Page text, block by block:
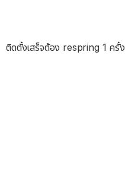
ติดตั้งเสร็จต้อง respring 1 ครั้ง